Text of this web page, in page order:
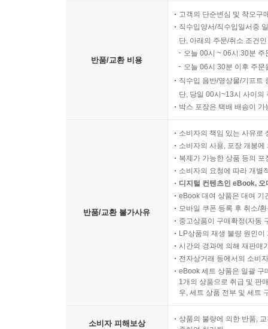
반품/교환 비용
고객의 단순변심 및 착오구
직수입양서/직수입일서중
단, 아래의 주문/취소 조건
오늘 00시 ~ 06시 30분
오늘 06시 30분 이후 주
직수입 음반/영상물/기프트
단, 당일 00시~13시 사이의
박스 포장은 택배 배송이
반품/교환 불가사유
소비자의 책임 있는 사유로
소비자의 사용, 포장 개봉
복제가 가능한 상품 등의
소비자의 요청에 따라 개별
디지털 컨텐츠인 eBook,
eBook 대여 상품은 대여 기
모바일 쿠폰 등록 후 취소/
중고상품이 구매확정(자동
LP상품의 재생 불량 원인
시간의 경과에 의해 재판매
전자상거래 등에서의 소비
eBook 세트 상품은 일괄 구
1개의 상품으로 취급 및 판
우, 세트 상품 전부 및 세트
소비자 피해보상
상품의 불량에 의한 반품,